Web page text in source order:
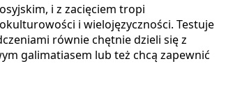
i z zacięciem tropi
i wielojęzyczności. Testuje
równie chętnie dzieli się z
galimatiasem lub też chcą zapewnić